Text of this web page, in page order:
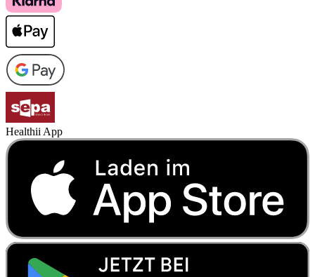
Healthii App